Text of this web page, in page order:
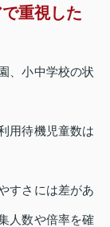
重視した
、小中学校の状
用待機児童数は
すさには差があ
人数や倍率を確